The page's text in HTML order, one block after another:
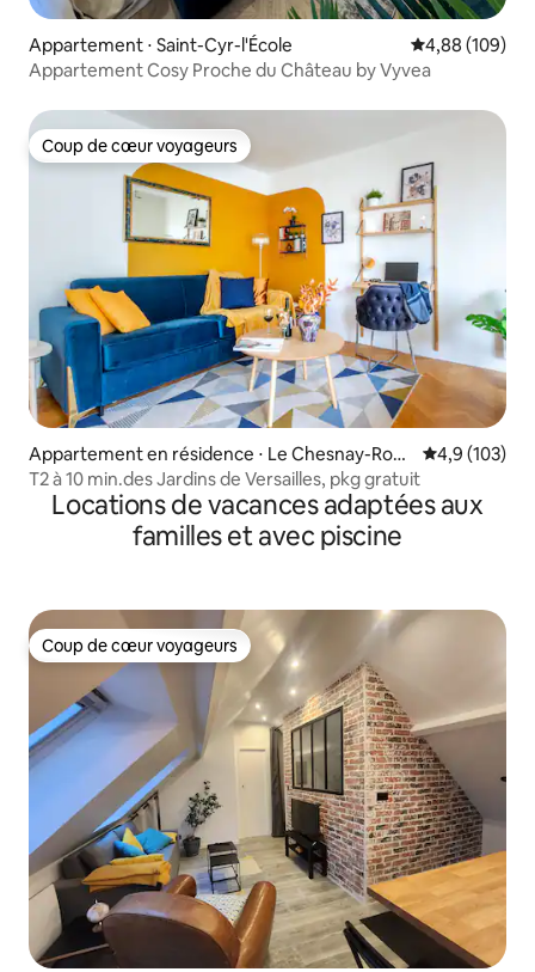
Appartement ⋅ Saint-Cyr-l'École Évaluation
4,88 (109)
Appartement Cosy Proche du Château by Vyvea
Coup de cœur voyageurs
Coup de cœur voyageurs
Appartement en résidence ⋅ Le Chesnay-Rocq
uencourt
Évaluation
4,9 (103)
T2 à 10 min.des Jardins de Versailles, pkg gratuit
Locations de vacances adaptées aux
familles et avec piscine
Coup de cœur voyageurs
Coup de cœur voyageurs